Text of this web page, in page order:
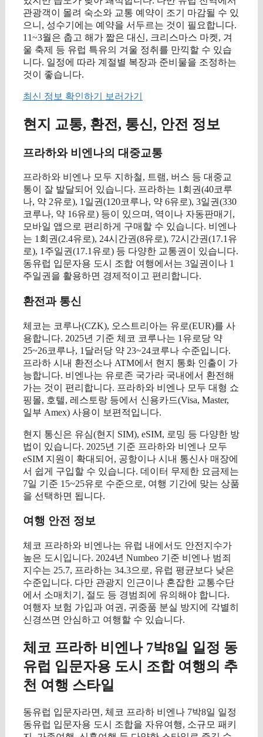
관광객이 몰려 숙소와 교통 예약이 조기 마감될 수 있
으니, 성수기에는 예약을 서두르는 것이 필요합니다.
11~3월은 춥고 해가 짧은 대신, 크리스마스 마켓, 겨
울 축제 등 유럽 특유의 겨울 정취를 만끽할 수 있습
니다. 일정에 따라 계절별 복장과 준비물을 조정하는
것이 좋습니다.
최신 정보 확인하기 보러가기
현지 교통, 환전, 통신, 안전 정보
프라하와 비엔나의 대중교통
프라하와 비엔나 모두 지하철, 트램, 버스 등 대중교
통이 잘 발달되어 있습니다. 프라하는 1회권(40코루
나, 약 2유로), 1일권(120코루나, 약 6유로), 3일권(330
코루나, 약 16유로) 등이 있으며, 역이나 자동판매기,
모바일 앱으로 편리하게 구매할 수 있습니다. 비엔나
는 1회권(2.4유로), 24시간권(8유로), 72시간권(17.1유
로), 1주일권(17.1유로) 등 다양한 교통권이 있습니다.
동유럽 입문자용 도시 조합 여행에서는 3일권이나 1
주일권을 활용하면 경제적이고 편리합니다.
환전과 통신
체코는 코루나(CZK), 오스트리아는 유로(EUR)를 사
용합니다. 2025년 기준 체코 코루나는 1유로당 약
25~26코루나, 1달러당 약 23~24코루나 수준입니다.
프라하 시내 환전소나 ATM에서 현지 통화 인출이 가
능합니다. 비엔나는 유로존 국가라 국내에서 환전해
가는 것이 편리합니다. 프라하와 비엔나 모두 대형 쇼
핑몰, 호텔, 레스토랑 등에서 신용카드(Visa, Master,
일부 Amex) 사용이 보편적입니다.
현지 통신은 유심(현지 SIM), eSIM, 로밍 등 다양한 방
법이 있습니다. 2025년 기준 프라하와 비엔나 모두
eSIM 지원이 확대되어, 공항이나 시내 통신사 매장에
서 쉽게 구입할 수 있습니다. 데이터 무제한 요금제는
7일 기준 15~25유로 수준으로, 여행 기간에 맞는 상품
을 선택하면 됩니다.
여행 안전 정보
체코 프라하와 비엔나는 유럽 내에서도 안전지수가
높은 도시입니다. 2024년 Numbeo 기준 비엔나 범죄
지수는 25.7, 프라하는 34.3으로, 유럽 평균보다 낮은
수준입니다. 다만 관광지 인근이나 혼잡한 교통수단
에서 소매치기, 절도 등 경범죄에 유의해야 합니다.
여행자 보험 가입과 여권, 귀중품 분실 방지에 각별히
신경쓰면 안심하고 여행할 수 있습니다.
체코 프라하 비엔나 7박8일 일정 동
유럽 입문자용 도시 조합 여행의 추
천 여행 스타일
동유럽 입문자라면, 체코 프라하 비엔나 7박8일 일정
동유럽 입문자용 도시 조합을 자유여행, 소규모 패키